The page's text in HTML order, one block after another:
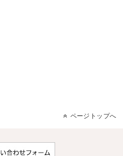
ページトップへ